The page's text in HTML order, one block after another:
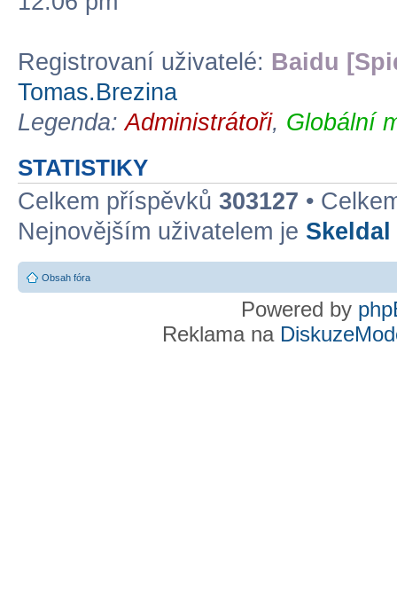
Registrovaní uživatelé: Baidu
Tomas.Brezina
Legenda:Administrátoři, Globální
STATISTIKY
Celkem příspěvků 303127 •
Nejnovějším uživatelem je Skeldal
Obsah fóra
Powered by
Reklama na